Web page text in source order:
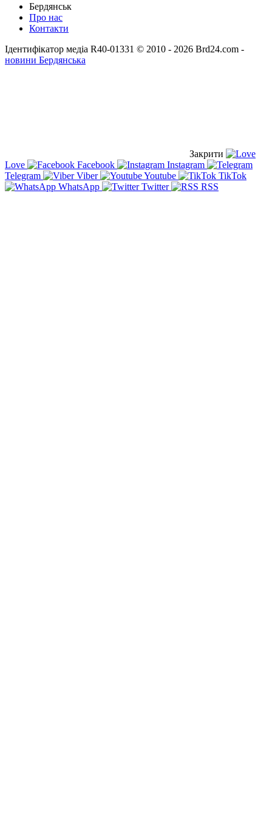
Бердянськ
Про нас
Контакти
Ідентифікатор медіа R40-01331 © 2010 - 2026 Brd24.com -
новини Бердянська
Закрити
Love
Facebook
Instagram
Telegram
Viber Youtube
TikTok
WhatsApp
Twitter RSS